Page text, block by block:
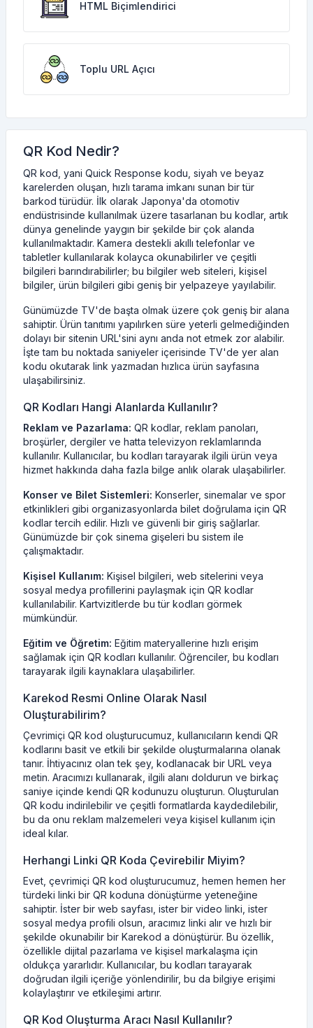
HTML Biçimlendirici
Toplu URL Açıcı
QR Kod Nedir?
QR kod, yani Quick Response kodu, siyah ve beyaz
karelerden oluşan, hızlı tarama imkanı sunan bir tür
barkod türüdür. İlk olarak Japonya'da otomotiv
endüstrisinde kullanılmak üzere tasarlanan bu kodlar, artık
dünya genelinde yaygın bir şekilde bir çok alanda
kullanılmaktadır. Kamera destekli akıllı telefonlar ve
tabletler kullanılarak kolayca okunabilirler ve çeşitli
bilgileri barındırabilirler; bu bilgiler web siteleri, kişisel
bilgiler, ürün bilgileri gibi geniş bir yelpazeye yayılabilir.
Günümüzde TV'de başta olmak üzere çok geniş bir alana
sahiptir. Ürün tanıtımı yapılırken süre yeterli gelmediğinden
dolayı bir sitenin URL'sini aynı anda not etmek zor alabilir.
İşte tam bu noktada saniyeler içerisinde TV'de yer alan
kodu okutarak link yazmadan hızlıca ürün sayfasına
ulaşabilirsiniz.
QR Kodları Hangi Alanlarda Kullanılır?
Reklam ve Pazarlama: QR kodlar, reklam panoları,
broşürler, dergiler ve hatta televizyon reklamlarında
kullanılır. Kullanıcılar, bu kodları tarayarak ilgili ürün veya
hizmet hakkında daha fazla bilge anlık olarak ulaşabilirler.
Konser ve Bilet Sistemleri: Konserler, sinemalar ve spor
etkinlikleri gibi organizasyonlarda bilet doğrulama için QR
kodlar tercih edilir. Hızlı ve güvenli bir giriş sağlarlar.
Günümüzde bir çok sinema gişeleri bu sistem ile
çalışmaktadır.
Kişisel Kullanım: Kişisel bilgileri, web sitelerini veya
sosyal medya profillerini paylaşmak için QR kodlar
kullanılabilir. Kartvizitlerde bu tür kodları görmek
mümkündür.
Eğitim ve Öğretim: Eğitim materyallerine hızlı erişim
sağlamak için QR kodları kullanılır. Öğrenciler, bu kodları
tarayarak ilgili kaynaklara ulaşabilirler.
Karekod Resmi Online Olarak Nasıl
Oluşturabilirim?
Çevrimiçi QR kod oluşturucumuz, kullanıcıların kendi QR
kodlarını basit ve etkili bir şekilde oluşturmalarına olanak
tanır. İhtiyacınız olan tek şey, kodlanacak bir URL veya
metin. Aracımızı kullanarak, ilgili alanı doldurun ve birkaç
saniye içinde kendi QR kodunuzu oluşturun. Oluşturulan
QR kodu indirilebilir ve çeşitli formatlarda kaydedilebilir,
bu da onu reklam malzemeleri veya kişisel kullanım için
ideal kılar.
Herhangi Linki QR Koda Çevirebilir Miyim?
Evet, çevrimiçi QR kod oluşturucumuz, hemen hemen her
türdeki linki bir QR koduna dönüştürme yeteneğine
sahiptir. İster bir web sayfası, ister bir video linki, ister
sosyal medya profili olsun, aracımız linki alır ve hızlı bir
şekilde okunabilir bir Karekod a dönüştürür. Bu özellik,
özellikle dijital pazarlama ve kişisel markalaşma için
oldukça yararlıdır. Kullanıcılar, bu kodları tarayarak
doğrudan ilgili içeriğe yönlendirilir, bu da bilgiye erişimi
kolaylaştırır ve etkileşimi artırır.
QR Kod Oluşturma Aracı Nasıl Kullanılır?